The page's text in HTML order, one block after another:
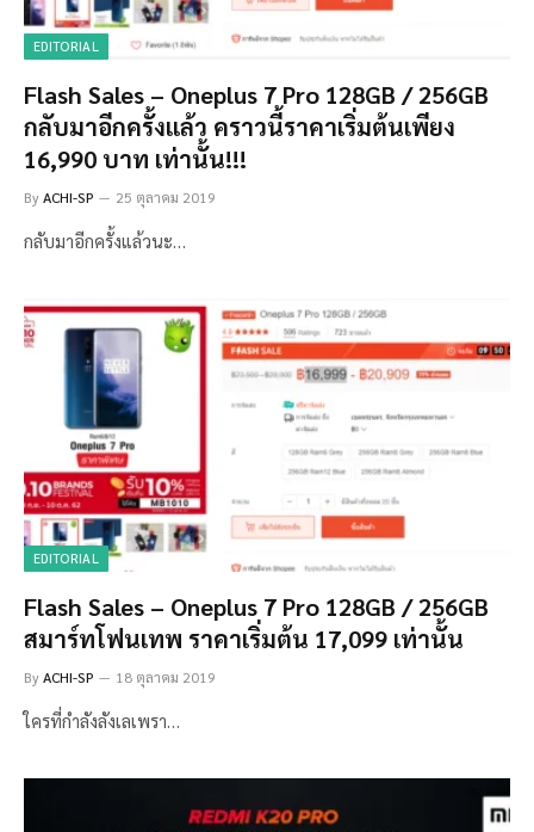
EDITORIAL
Flash Sales – Oneplus 7 Pro 128GB / 256GB
กลับมาอีกครั้งแล้ว คราวนี้ราคาเริ่มต้นเพียง
16,990 บาท เท่านั้น!!!
ByACHI-SP 25 ตุลาคม 2019
กลับมาอีกครั้งแล้วนะ…
EDITORIAL
Flash Sales – Oneplus 7 Pro 128GB / 256GB
สมาร์ทโฟนเทพ ราคาเริ่มต้น 17,099 เท่านั้น
ByACHI-SP 18 ตุลาคม 2019
ใครที่กำลังลังเลเพรา…